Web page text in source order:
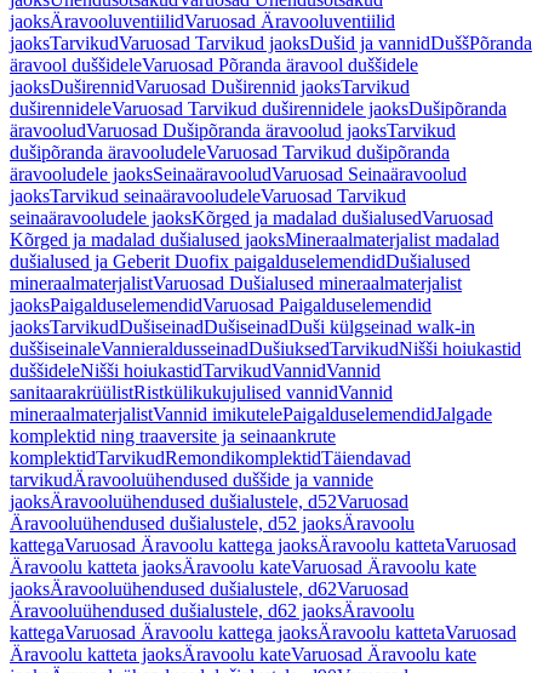
jaoksÄravooluventiilidVaruosad Äravooluventiilid
jaoksTarvikudVaruosad Tarvikud jaoksDušid ja vannidDuššPõranda
äravool duššideleVaruosad Põranda äravool duššidele
jaoksDuširennidVaruosad Duširennid jaoksTarvikud
duširennideleVaruosad Tarvikud duširennidele jaoksDušipõranda
äravooludVaruosad Dušipõranda äravoolud jaoksTarvikud
dušipõranda äravooludeleVaruosad Tarvikud dušipõranda
äravooludele jaoksSeinaäravooludVaruosad Seinaäravoolud
jaoksTarvikud seinaäravooludeleVaruosad Tarvikud
seinaäravooludele jaoksKõrged ja madalad dušialusedVaruosad
Kõrged ja madalad dušialused jaoksMineraalmaterjalist madalad
dušialused ja Geberit Duofix paigalduselemendidDušialused
mineraalmaterjalistVaruosad Dušialused mineraalmaterjalist
jaoksPaigalduselemendidVaruosad Paigalduselemendid
jaoksTarvikudDušiseinadDušiseinadDuši külgseinad walk-in
duššiseinaleVannieraldusseinadDušiuksedTarvikudNišši hoiukastid
duššideleNišši hoiukastidTarvikudVannidVannid
sanitaarakrüülistRistkülikukujulised vannidVannid
mineraalmaterjalistVannid imikutelePaigalduselemendidJalgade
komplektid ning traaversite ja seinaankrute
komplektidTarvikudRemondikomplektidTäiendavad
tarvikudÄravooluühendused duššide ja vannide
jaoksÄravooluühendused dušialustele, d52Varuosad
Äravooluühendused dušialustele, d52 jaoksÄravoolu
kattegaVaruosad Äravoolu kattega jaoksÄravoolu kattetaVaruosad
Äravoolu katteta jaoksÄravoolu kateVaruosad Äravoolu kate
jaoksÄravooluühendused dušialustele, d62Varuosad
Äravooluühendused dušialustele, d62 jaoksÄravoolu
kattegaVaruosad Äravoolu kattega jaoksÄravoolu kattetaVaruosad
Äravoolu katteta jaoksÄravoolu kateVaruosad Äravoolu kate